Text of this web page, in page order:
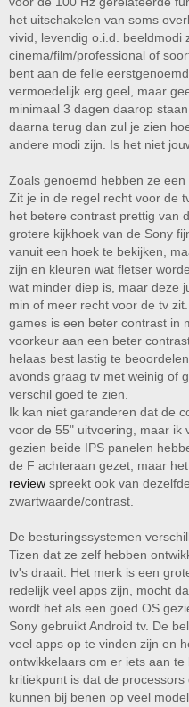
enkele andere modellen die je
Onderaan top 7 lijst is een panel
meer modellen die goed scoren
het uitschakelen van soms
vivid, levendig o.i.d. beeldmodi
cinema/film/professional of
bent aan de felle
vermoedelijk erg geel, maar
minimaal 3 dagen daarop
daarna terug dan zul je zien
andere modi zijn. Is het niet
Zoals genoemd hebben ze een
Zit je in de regel recht voor de
het betere contrast prettig van
grotere kijkhoek van de Sony
vanuit een hoek te bekijken,
zijn en kleuren wat fletser
wat minder diep is, maar deze
min of meer recht voor de tv
games is een beter contrast in
voorkeur aan een beter
helaas best lastig te
avonds graag tv met weinig of
verschil goed te zien.
Ik kan niet garanderen dat de
voor de 55" uitvoering, maar ik
gezien beide IPS panelen
de F achteraan gezet, maar
review spreekt ook van
zwartwaarde/contrast.
De besturingssystemen
Tizen dat ze zelf hebben
tv's draait. Het merk is een
redelijk veel apps zijn, mocht
wordt het als een goed OS
Sony gebruikt Android tv. De
veel apps op te vinden zijn en
ontwikkelaars om er iets aan
kritiekpunt is dat de
kunnen bij benen op veel